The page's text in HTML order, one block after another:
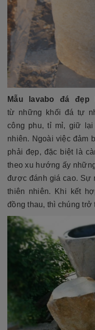
Mẫu lavabo đá đẹp
từ những khối đá tự
công phu, tỉ mỉ, giữ
nhiên. Ngoài việc đảm
phải đẹp, đặc biệt là
theo xu hướng ấy
được đánh giá cao. Sự
thiên nhiên. Khi kết
đồng thau, thì chúng